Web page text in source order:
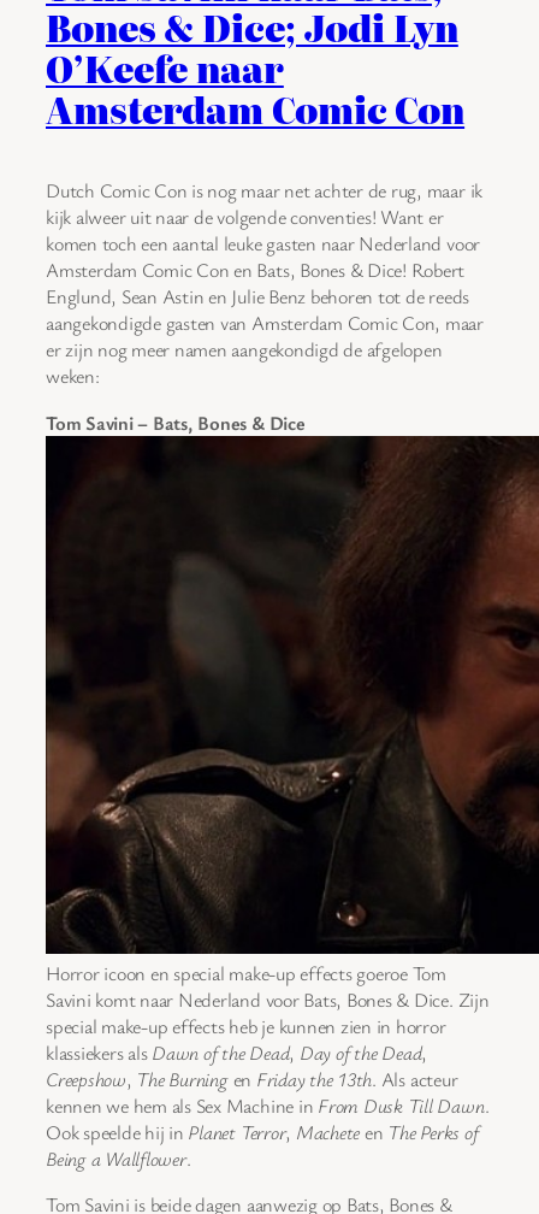
Bones & Dice; Jodi Lyn
O’Keefe naar
Amsterdam Comic Con
Dutch Comic Con is nog maar net achter de rug, maar ik
kijk alweer uit naar de volgende conventies! Want er
komen toch een aantal leuke gasten naar Nederland voor
Amsterdam Comic Con en Bats, Bones & Dice! Robert
Englund, Sean Astin en Julie Benz behoren tot de reeds
aangekondigde gasten van Amsterdam Comic Con, maar
er zijn nog meer namen aangekondigd de afgelopen
weken:
Tom Savini – Bats, Bones & Dice
Horror icoon en special make-up effects goeroe Tom
Savini komt naar Nederland voor Bats, Bones & Dice. Zijn
special make-up effects heb je kunnen zien in horror
klassiekers alsDawn of the Dead, Day of the Dead,
Creepshow, The Burningen Friday the 13th. Als acteur
kennen we hem als Sex Machine in From Dusk Till Dawn.
Ook speelde hij in Planet Terror, Macheteen The Perks of
Being a Wallflower.
Tom Savini is beide dagen aanwezig op Bats, Bones &